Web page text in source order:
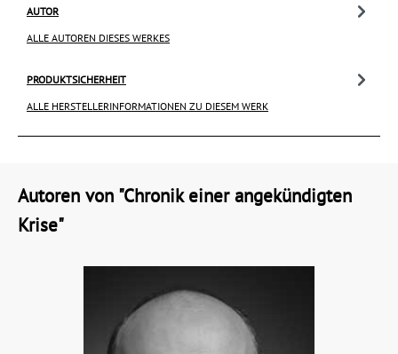
AUTOR
ALLE AUTOREN DIESES WERKES
PRODUKTSICHERHEIT
ALLE HERSTELLERINFORMATIONEN ZU DIESEM WERK
Autoren von "Chronik einer angekündigten
Krise"